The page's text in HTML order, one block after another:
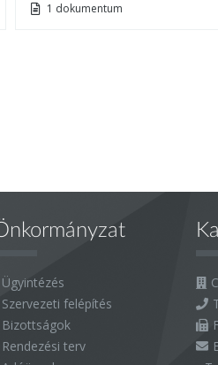
1 dokumentum
Ügyintézés
Szervezeti felépítés
Bizottságok
Rendezési terv